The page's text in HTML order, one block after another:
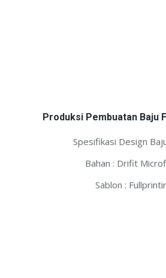
Produksi Pembuatan Baju
Spesifikasi Design
Bahan : Drifit
Sablon :